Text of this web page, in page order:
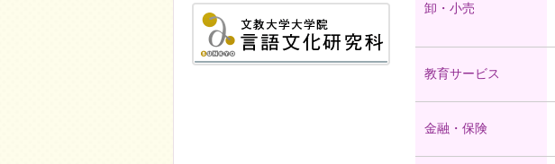
卸・小売
教育サービス
金融・保険